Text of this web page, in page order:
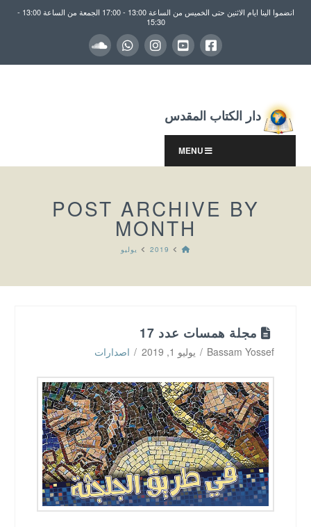
انضموا الينا ايام الاثنين حتى الخميس من الساعة 13:00 - 17:00 الجمعة من الساعة 13:00 -
15:30
دار الكتاب المقدس
MENU
POST ARCHIVE BY
MONTH
HOME
2019 يوليو
مجلة همسات عدد 17
Bassam Yossef يوليو 1, 2019 اصدارات